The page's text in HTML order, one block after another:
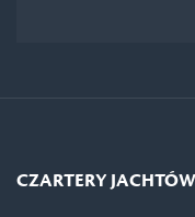
CZARTERY JACHTÓW